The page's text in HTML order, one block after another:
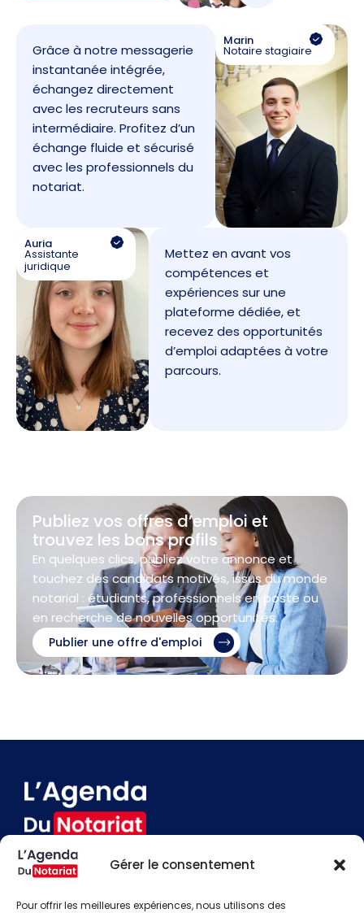
Gérer le consentement
Pour offrir les meilleures expériences, nous utilisons des
Grâce à notre messagerie
instantanée intégrée,
échangez directement
avec les recruteurs sans
intermédiaire. Profitez d’un
échange fluide et sécurisé
avec les professionnels du
notariat.
Marin
Notaire stagiaire
Auria
Assistante
juridique
Mettez en avant vos
compétences et
expériences sur une
plateforme dédiée, et
recevez des opportunités
d’emploi adaptées à votre
parcours.
Publiez vos offres d’emploi et
trouvez les bons profils
En quelques clics, publiez votre annonce et
touchez des candidats motivés, issus du monde
notarial : étudiants, professionnels en poste ou
en recherche de nouvelles opportunités.
Publier une offre d'emploi
Contact